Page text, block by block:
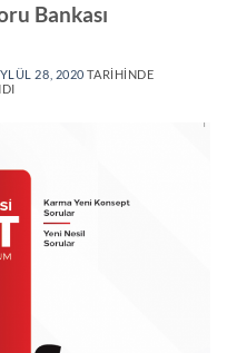
Bankası
28, 2020 TARIHINDE